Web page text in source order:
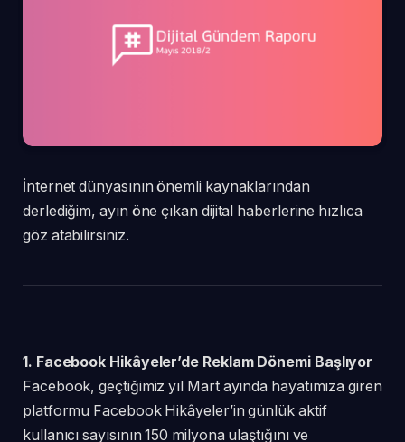
İnternet dünyasının önemli kaynaklarından
derlediğim, ayın öne çıkan dijital haberlerine hızlıca
göz atabilirsiniz.
1. Facebook Hikâyeler’de Reklam Dönemi Başlıyor
Facebook, geçtiğimiz yıl Mart ayında hayatımıza giren
platformu Facebook Hikâyeler’in günlük aktif
kullanıcı sayısının 150 milyona ulaştığını ve